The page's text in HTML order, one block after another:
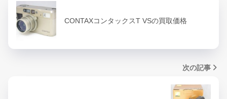
CONTAXコンタックスT VSの買取価格
次の記事